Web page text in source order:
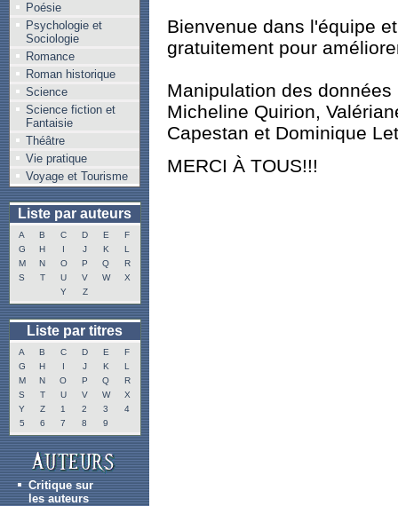
Poésie
Psychologie et
Sociologie
Romance
Roman historique
Science
Science fiction et
Fantaisie
Théâtre
Vie pratique
Voyage et Tourisme
Liste par auteurs
A B C D E
F
G
H I J K
L
M
N O P Q
R
S
T U V W
X
Y
Z
Liste par titres
A B C D E
F
G
H I J K
L
M
N O P Q
R
S
T U V W
X
Y
Z 1 2 3
4
5
6 7 8 9
Critique sur
les auteurs
Bienvenue dans l'équipe
gratuitement pour
Manipulation des données
Micheline Quirion,
Capestan et Dominique
MERCI À TOUS!!!